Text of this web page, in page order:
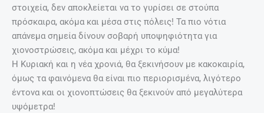
στοιχεία, δεν αποκλείεται να το γυρίσει σε στούπα
πρόσκαιρα, ακόμα και μέσα στις πόλεις! Τα πιο νότια
απάνεμα σημεία δίνουν σοβαρή υποψηφιότητα για
χιονοστρώσεις, ακόμα και μέχρι το κύμα!
Η Κυριακή και η νέα χρονιά, θα ξεκινήσουν με κακοκαιρία,
όμως τα φαινόμενα θα είναι πιο περιορισμένα, λιγότερο
έντονα και οι χιονοπτώσεις θα ξεκινούν από μεγαλύτερα
υψόμετρα!